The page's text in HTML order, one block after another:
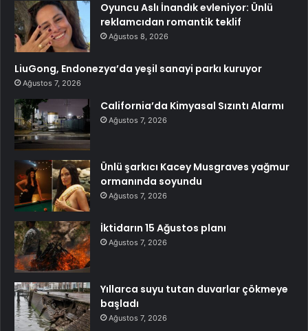
Oyuncu Aslı İnandık evleniyor: Ünlü
reklamcıdan romantik teklif
Ağustos 8, 2026
LiuGong, Endonezya’da yeşil sanayi parkı kuruyor
Ağustos 7, 2026
California’da Kimyasal Sızıntı Alarmı
Ağustos 7, 2026
Ünlü şarkıcı Kacey Musgraves yağmur
ormanında soyundu
Ağustos 7, 2026
İktidarın 15 Ağustos planı
Ağustos 7, 2026
Yıllarca suyu tutan duvarlar çökmeye
başladı
Ağustos 7, 2026